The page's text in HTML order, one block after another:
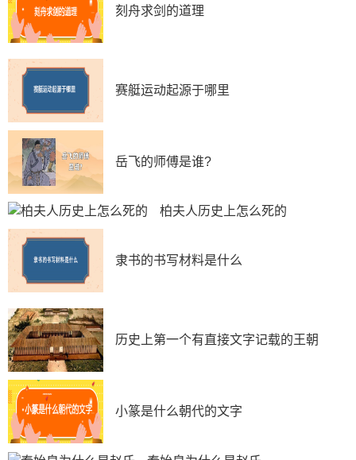
刻舟求剑的道理
赛艇运动起源于哪里
岳飞的师傅是谁?
柏夫人历史上怎么死的
隶书的书写材料是什么
历史上第一个有直接文字记载的王朝
小篆是什么朝代的文字